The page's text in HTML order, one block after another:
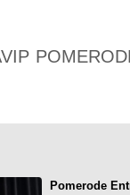
Pomerode